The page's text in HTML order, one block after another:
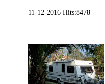
11-12-2016 Hits:8478